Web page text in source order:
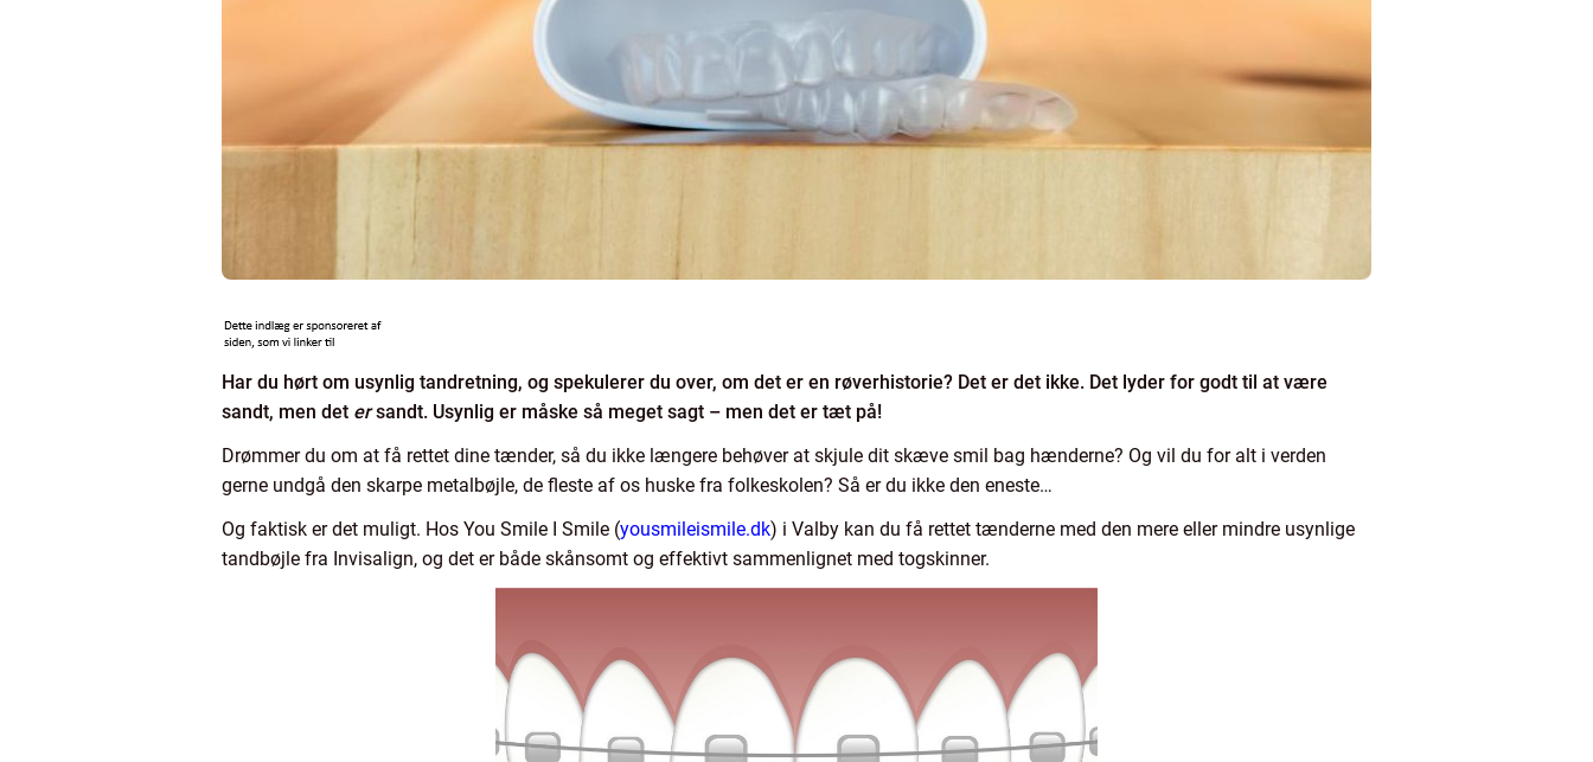
Har du hørt om usynlig tandretning, og spekulerer du over, om det er en røverhistorie? Det er det ikke. Det lyder for godt til at være
sandt, men det ersandt. Usynlig er måske så meget sagt – men det er tæt på!
Drømmer du om at få rettet dine tænder, så du ikke længere behøver at skjule dit skæve smil bag hænderne? Og vil du for alt i verden
gerne undgå den skarpe metalbøjle, de fleste af os huske fra folkeskolen? Så er du ikke den eneste…
Og faktisk er det muligt. Hos You Smile I Smile (yousmileismile.dk) i Valby kan du få rettet tænderne med den mere eller mindre usynlige
tandbøjle fra Invisalign, og det er både skånsomt og effektivt sammenlignet med togskinner.